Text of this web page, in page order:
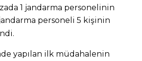
1 jandarma personelinin
personeli 5 kişinin
yapılan ilk müdahalenin